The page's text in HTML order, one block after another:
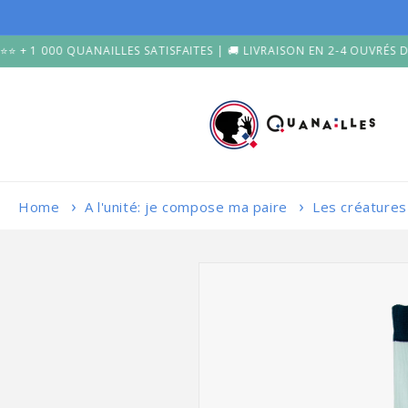
au
contenu
QUANAILLES SATISFAITES | 🚚 LIVRAISON EN 2-4 OUVRÉS DEPUIS LA
Home A l'unité: je compose ma paire Les